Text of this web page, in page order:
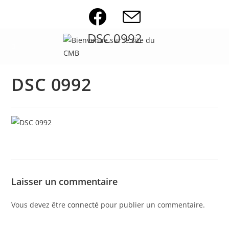
DSC 0992
DSC 0992
Laisser un commentaire
Vous devez êtreconnecté pour publier un commentaire.